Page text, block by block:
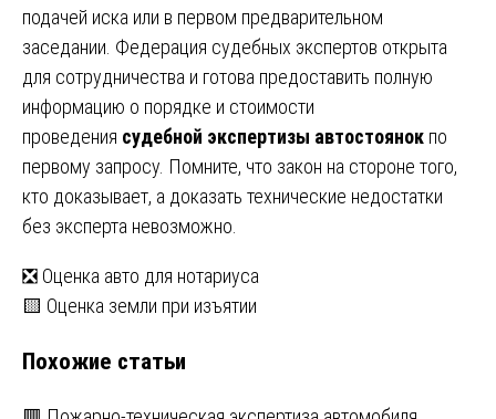
подачей иска или в первом предварительном
заседании. Федерация судебных экспертов открыта
для сотрудничества и готова предоставить полную
информацию о порядке и стоимости
проведения судебной экспертизы автостоянок по
первому запросу. Помните, что закон на стороне того,
кто доказывает, а доказать технические недостатки
без эксперта невозможно.
Навигация
записям
❎ Оценка авто для нотариуса
🟨 Оценка земли при изъятии
Похожие статьи